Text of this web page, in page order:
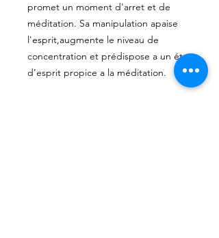
promet un moment d'arret et de
méditation. Sa manipulation apaise
l'esprit,augmente le niveau de
concentration et prédispose a un état
d'esprit propice a la méditation.